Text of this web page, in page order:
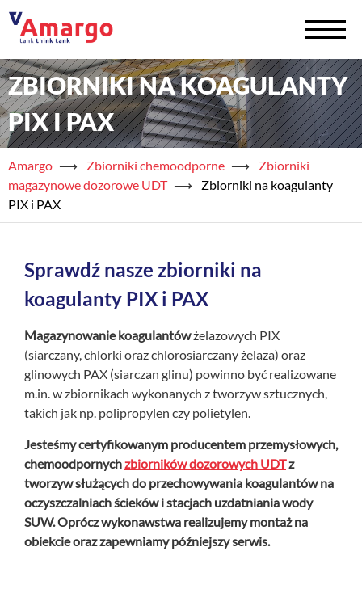
Zbiorniki na chemię +
Zbiorniki na wodę +
Serwis
Usługi
Akademia TAED
Blog
O nas +
Kontakt
ZBIORNIKI NA KOAGULANTY
PIX I PAX
Amargo ⟶ Zbiorniki chemoodporne ⟶
Zbiorniki
magazynowe dozorowe UDT ⟶
Zbiorniki na koagulanty
PIX i PAX
Sprawdź nasze zbiorniki na
koagulanty PIX i PAX
Magazynowanie koagulantówżelazowych PIX
(siarczany, chlorki oraz chlorosiarczany żelaza) oraz
glinowych PAX (siarczan glinu) powinno być realizowane
m.in. w zbiornikach wykonanych z tworzyw sztucznych,
takich jak np. polipropylen czy polietylen.
Jesteśmy certyfikowanym producentem przemysłowych,
chemoodpornychzbiorników dozorowych UDTz
tworzyw służących do przechowywania koagulantów na
oczyszczalniach ścieków i stacjach uzdatniania wody
SUW. Oprócz wykonawstwa realizujemy montaż na
obiekcie oraz zapewniamy późniejszy serwis.